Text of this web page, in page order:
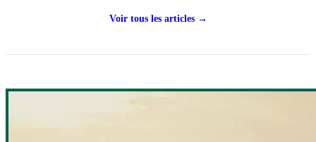
Voir tous les articles →